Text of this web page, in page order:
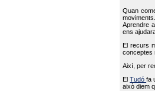
Quan
Aprendre
ens
El recurs
conceptes
Així, per
ElTudófa
això diem